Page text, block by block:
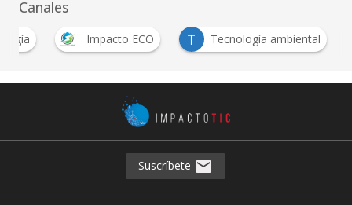
Canales
Impacto ECO T Tecnología ambiental
Suscríbete